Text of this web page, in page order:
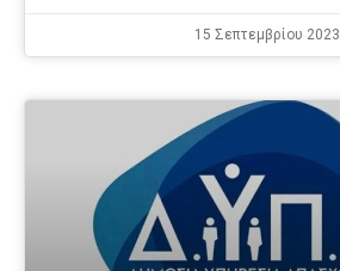
15 Σεπτεμβρίου 2023